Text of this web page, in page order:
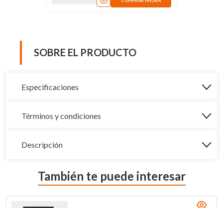
SOBRE EL PRODUCTO
Especificaciones
Términos y condiciones
Descripción
También te puede interesar